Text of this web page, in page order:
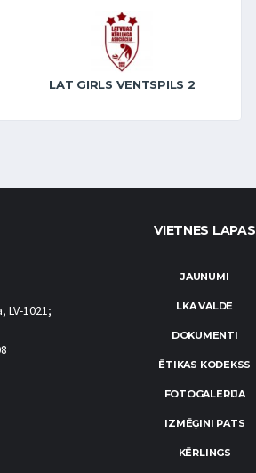
LAT GIRLS VENTSPILS 2
LV-1021;
VIETNES LAPAS
JAUNUMI
LKA VALDE
DOKUMENTI
ĒTIKAS KODEKSS
FOTOGALERIJA
IZMĒĢINI PATS
KĒRLINGS